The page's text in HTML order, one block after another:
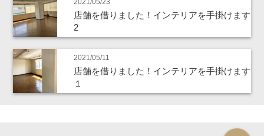
2021/05/23
店舗を借りました！インテリアを手掛けます
2
2021/05/11
店舗を借りました！インテリアを手掛けます
１